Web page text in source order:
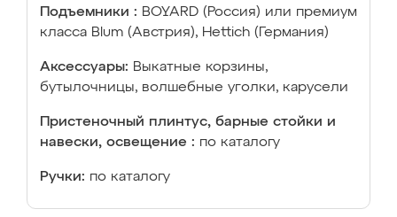
Подъемники : BOYARD (Россия) или премиум
класса Blum (Австрия), Hettich (Германия)
Аксессуары: Выкатные корзины,
бутылочницы, волшебные уголки, карусели
Пристеночный плинтус, барные стойки и
навески, освещение : по каталогу
Ручки: по каталогу